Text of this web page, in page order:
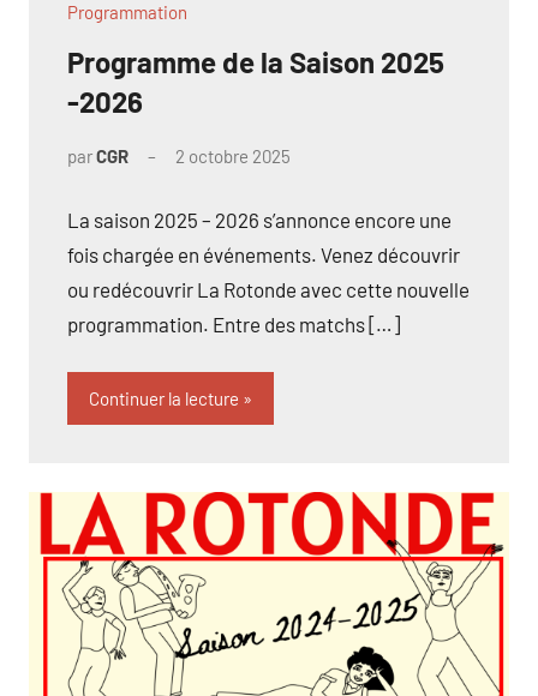
Programmation
Programme de la Saison 2025
-2026
parCGR 2 octobre 2025
La saison 2025 – 2026 s’annonce encore une
fois chargée en événements. Venez découvrir
ou redécouvrir La Rotonde avec cette nouvelle
programmation. Entre des matchs […]
Continuer la lecture